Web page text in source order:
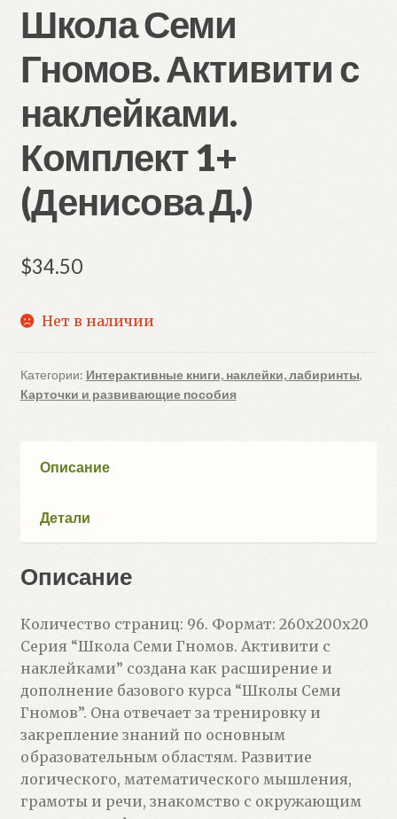
Школа Семи
Гномов. Активити с
наклейками.
Комплект 1+
(Денисова Д.)
$34.50
Нет в наличии
Категории: Интерактивные книги, наклейки, лабиринты,
Карточки и развивающие пособия
Описание
Детали
Описание
Количество страниц: 96. Формат: 260x200x20
Серия “Школа Семи Гномов. Активити с
наклейками” создана как расширение и
дополнение базового курса “Школы Семи
Гномов”. Она отвечает за тренировку и
закрепление знаний по основным
образовательным областям. Развитие
логического, математического мышления,
грамоты и речи, знакомство с окружающим